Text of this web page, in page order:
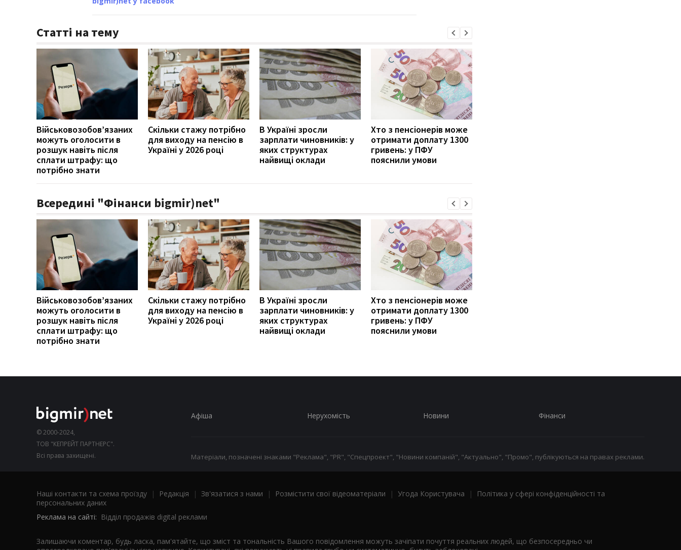
Статті на тему
Військовозобов’язаних
можуть оголосити в
розшук навіть після
сплати штрафу: що
потрібно знати
Скільки стажу потрібно
для виходу на пенсію в
Україні у 2026 році
В Україні зросли
зарплати чиновників: у
яких структурах
найвищі оклади
Хто з пенсіонерів може
отримати доплату 1300
гривень: у ПФУ
пояснили умови
Всередині "Фінанси bigmir)net"
Військовозобов’язаних
можуть оголосити в
розшук навіть після
сплати штрафу: що
потрібно знати
Скільки стажу потрібно
для виходу на пенсію в
Україні у 2026 році
В Україні зросли
зарплати чиновників: у
яких структурах
найвищі оклади
Хто з пенсіонерів може
отримати доплату 1300
гривень: у ПФУ
пояснили умови
© 2000-2024,
ТОВ "КЕПРЕЙТ ПАРТНЕРС".
Всі права захищені.
Афіша Нерухомість Новини Фінанси
Матеріали, позначені знаками "Реклама", "PR", "Спецпроект", "Новини компаній", "Актуально", "Промо", публікуються на правах реклами.
Наші контакти та схема проїзду | Редакція | Зв'язатися з нами | Розмістити свої відеоматеріали | Угода Користувача |
Політика у сфері конфіденційності та
персональних даних
Реклама на сайті: Відділ продажів digital реклами
Залишаючи коментар, будь ласка, пам'ятайте, що зміст та тональність Вашого повідомлення можуть зачіпати почуття реальних людей, що безпосередньо чи